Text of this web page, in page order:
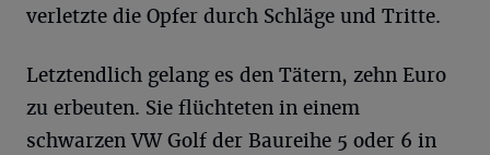
verletzte die Opfer durch Schläge und Tritte.
Letztendlich gelang es den Tätern, zehn Euro
zu erbeuten. Sie flüchteten in einem
schwarzen VW Golf der Baureihe 5 oder 6 in